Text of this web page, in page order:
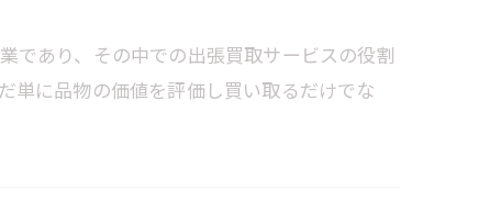
であり、その中での出張買取サービスの役割
単に品物の価値を評価し買い取るだけでな